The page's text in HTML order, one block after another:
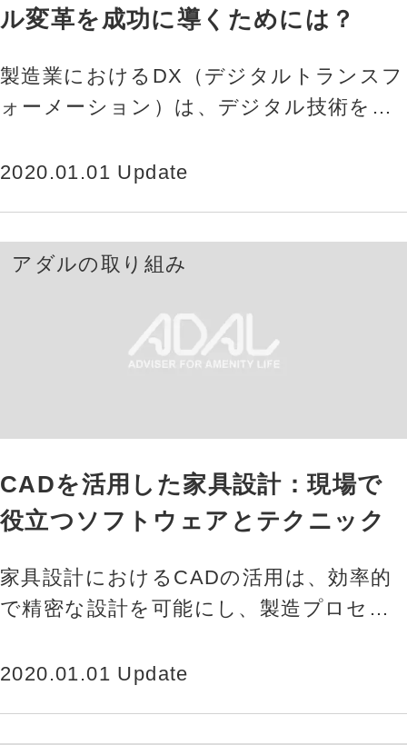
ル変革を成功に導くためには？
製造業におけるDX（デジタルトランスフ
ォーメーション）は、デジタル技術を活
効率化、コスト削減など、さまざ…
2020.01.01 Update
アダルの取り組み
CADを活用した家具設計：現場で
役立つソフトウェアとテクニック
家具設計におけるCADの活用は、効率的
で精密な設計を可能にし、製造プロセス
3D CADは、それぞれ異…
2020.01.01 Update